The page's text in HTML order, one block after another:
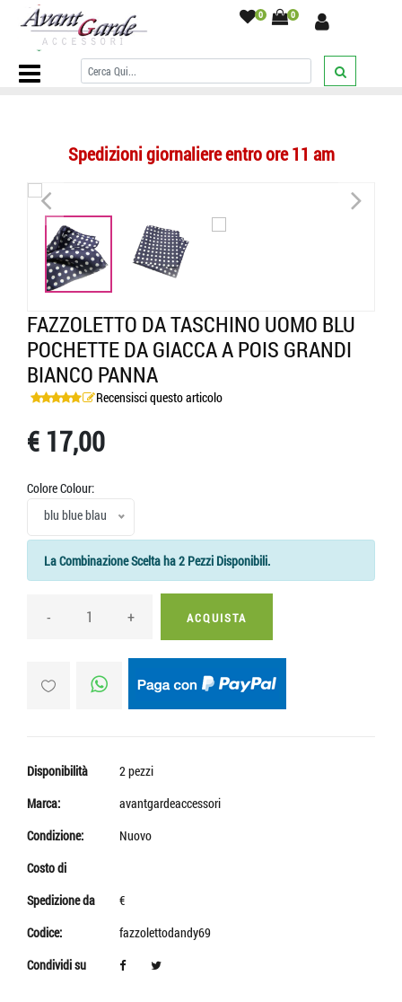
0 0
Home Page/POCHETTE UOMO/a pois/Fazzoletto da taschino
uomo blu pochette da giacca a pois grandi bianco panna
Spedizioni giornaliere entro ore 11 am
< >
FAZZOLETTO DA TASCHINO UOMO BLU
POCHETTE DA GIACCA A POIS GRANDI
BIANCO PANNA
Recensisci questo articolo
€ 17,00
Colore Colour:
blu blue blau
La Combinazione Scelta ha 2 Pezzi Disponibili.
- + ACQUISTA
Disponibilità
2 pezzi
Marca:
avantgardeaccessori
Condizione:
Nuovo
Costo di
Spedizione da
€
Codice:
fazzolettodandy69
Condividi su